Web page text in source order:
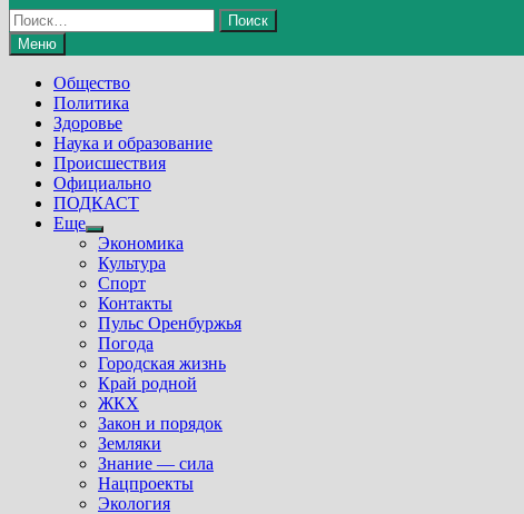
Найти:
Меню
Общество
Политика
Здоровье
Наука и образование
Происшествия
Официально
ПОДКАСТ
Еще
Show
sub
menu
Экономика
Культура
Спорт
Контакты
Пульс Оренбуржья
Погода
Городская жизнь
Край родной
ЖКХ
Закон и порядок
Земляки
Знание — сила
Нацпроекты
Экология